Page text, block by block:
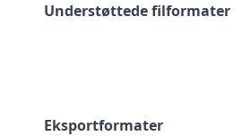
Understøttede filformater
Eksportformater